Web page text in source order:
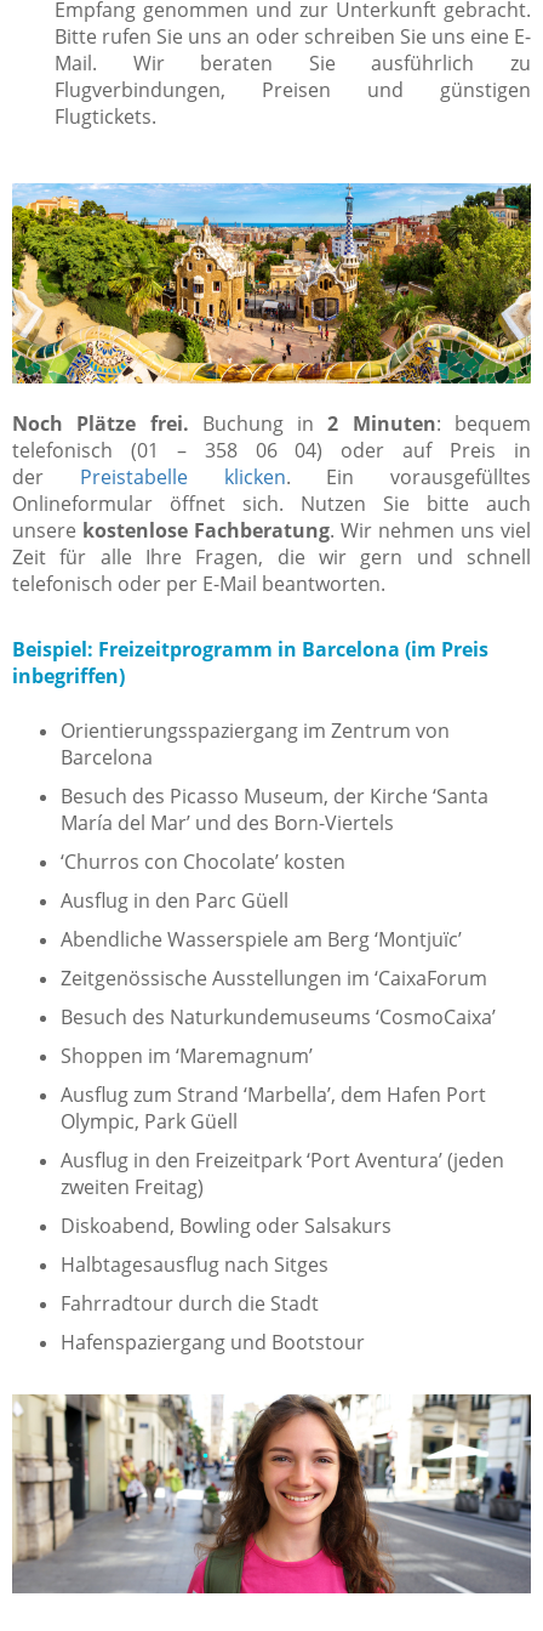
Empfang genommen und zur Unterkunft gebracht.
Bitte rufen Sie uns an oder schreiben Sie uns eine E-
Mail. Wir beraten Sie ausführlich zu
Flugverbindungen, Preisen und günstigen
Flugtickets.
Noch Plätze frei. Buchung in2 Minuten: bequem
telefonisch (01 – 358 06 04) oder auf Preis in
der Preistabelle klicken. Ein vorausgefülltes
Onlineformular öffnet sich. Nutzen Sie bitte auch
unsere kostenlose Fachberatung. Wir nehmen uns viel
Zeit für alle Ihre Fragen, die wir gern und schnell
telefonisch oder per E-Mail beantworten.
Beispiel: Freizeitprogramm in Barcelona (im Preis
inbegriffen)
Orientierungsspaziergang im Zentrum von
Barcelona
Besuch des Picasso Museum, der Kirche ‘Santa
María del Mar’ und des Born-Viertels
‘Churros con Chocolate’ kosten
Ausflug in den Parc Güell
Abendliche Wasserspiele am Berg ‘Montjuïc’
Zeitgenössische Ausstellungen im ‘CaixaForum
Besuch des Naturkundemuseums ‘CosmoCaixa’
Shoppen im ‘Maremagnum’
Ausflug zum Strand ‘Marbella’, dem Hafen Port
Olympic, Park Güell
Ausflug in den Freizeitpark ‘Port Aventura’ (jeden
zweiten Freitag)
Diskoabend, Bowling oder Salsakurs
Halbtagesausflug nach Sitges
Fahrradtour durch die Stadt
Hafenspaziergang und Bootstour